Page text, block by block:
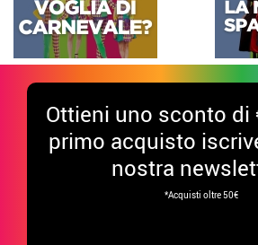
Ottieni uno sconto di
primo acquisto
nostra
*Acquisti oltre 50€